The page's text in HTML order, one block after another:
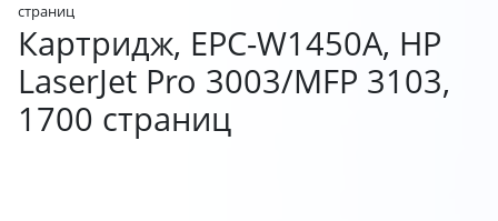
страниц
Картридж, EPC-W1450A, HP
LaserJet Pro 3003/MFP 3103,
1700 страниц